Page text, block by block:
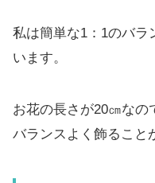
私は簡単な1：1のバラ
います。
お花の長さが20㎝なの
バランスよく飾ること